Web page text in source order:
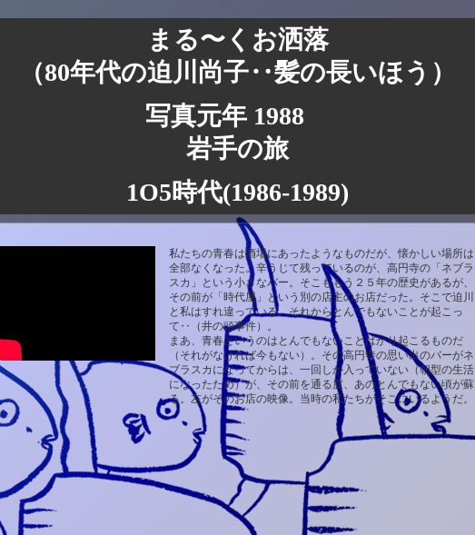
まる〜くお洒落
（80年代の迫川尚子‥髪の長いほう）
写真元年 1988
岩手の旅
1O5時代(1986-1989)
私たちの青春は酒場にあったようなものだが、懐かしい場所は
全部なくなった。辛うじて残っているのが、高円寺の「ネブラ
スカ」という小さなバー。そこももう２５年の歴史があるが、
その前が「時代屋」という別の店主のお店だった。そこで迫川
と私はすれ違っている。それからとんでもないことが起こっ
て‥（井の頭事件）。
まあ、青春というのはとんでもないことばかり起こるものだ
（それがなければ今もない）。その高円寺の思い出のバーがネ
ブラスカになってからは、一回しか入っていない（朝型の生活
になったため）が、その前を通る度、あのとんでもない頃が蘇
る。左がそのお店の映像。当時の私たちがそこにいるようだ。